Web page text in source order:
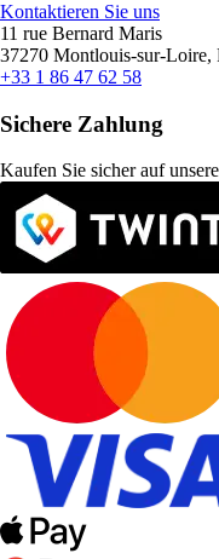
Kontaktieren Sie uns
11 rue Bernard Maris
37270 Montlouis-sur-Loire,
+33 1 86 47 62 58
Sichere Zahlung
Kaufen Sie sicher auf